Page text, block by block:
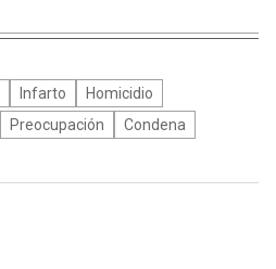
Infarto
Homicidio
Preocupación
Condena